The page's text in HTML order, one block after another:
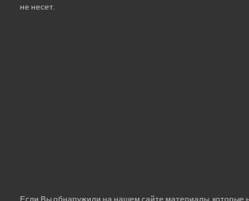
не несет.
Если Вы обнаружили на нашем сайте материалы, которые